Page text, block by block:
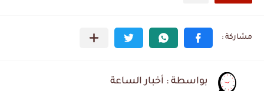
بواسطة : أخبار الساعة